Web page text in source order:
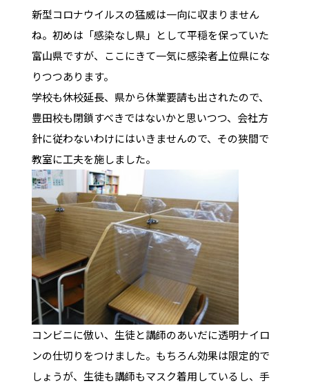
新型コロナウイルスの猛威は一向に収まりません
ね。初めは「感染なし県」として平穏を保っていた
富山県ですが、ここにきて一気に感染者上位県にな
りつつあります。
学校も休校延長、県から休業要請も出されたので、
豊田校も閉鎖すべきではないかと思いつつ、会社方
針に従わないわけにはいきませんので、その狭間で
教室に工夫を施しました。
コンビニに倣い、生徒と講師のあいだに透明ナイロ
ンの仕切りをつけました。もちろん効果は限定的で
しょうが、生徒も講師もマスク着用しているし、手